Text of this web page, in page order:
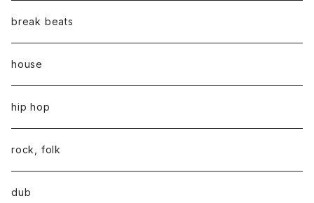
break beats
house
hip hop
rock, folk
dub